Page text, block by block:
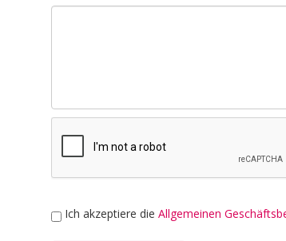
Ich akzeptiere die Allgemeinen